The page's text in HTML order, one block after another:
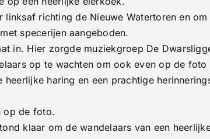
linksaf richting de Nieuwe Watertoren en om
specerijen aangeboden.
in. Hier zorgde muziekgroep De
op te wachten om ook even op de foto
haring en een prachtige
op de foto.
klaar om de wandelaars van een